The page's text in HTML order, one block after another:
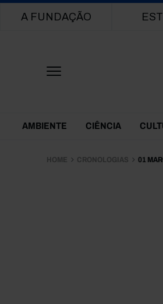
Main navigation
A FUNDAÇÃO
Themes Menu
AMBIENTE CIÊNCIA
HOME CRONOLOGIAS 01